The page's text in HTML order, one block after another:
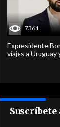
7361
Expresidente
viajes a Uruguay